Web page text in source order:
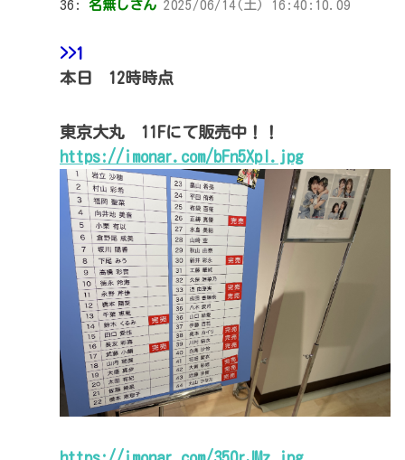
36: 名無しさん 2025/06/14(土) 16:40:10.09
>>1
本日 12時時点
東京大丸 11Fにて販売中！！
https://imonar.com/bFn5Xpl.jpg